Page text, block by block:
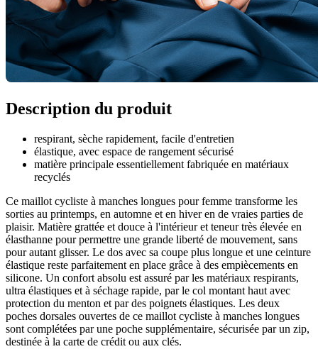
Description du produit
respirant, sèche rapidement, facile d'entretien
élastique, avec espace de rangement sécurisé
matière principale essentiellement fabriquée en matériaux
recyclés
Ce maillot cycliste à manches longues pour femme transforme les
sorties au printemps, en automne et en hiver en de vraies parties de
plaisir. Matière grattée et douce à l'intérieur et teneur très élevée en
élasthanne pour permettre une grande liberté de mouvement, sans
pour autant glisser. Le dos avec sa coupe plus longue et une ceinture
élastique reste parfaitement en place grâce à des empiècements en
silicone. Un confort absolu est assuré par les matériaux respirants,
ultra élastiques et à séchage rapide, par le col montant haut avec
protection du menton et par des poignets élastiques. Les deux
poches dorsales ouvertes de ce maillot cycliste à manches longues
sont complétées par une poche supplémentaire, sécurisée par un zip,
destinée à la carte de crédit ou aux clés.